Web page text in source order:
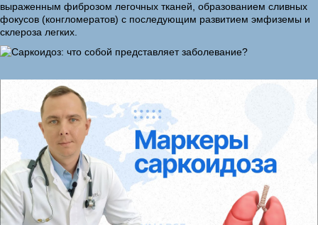
выраженным фиброзом легочных тканей, образованием сливных
фокусов (конгломератов) с последующим развитием эмфиземы и
склероза легких.